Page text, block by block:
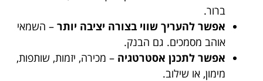
ברור.
אפשר להעריך שווי בצורה יציבה יותר – השמאי
אוהב מסמכים. גם הבנק.
אפשר לתכנן אסטרטגיה – מכירה, יזמות, שותפות,
מימון, או שילוב.